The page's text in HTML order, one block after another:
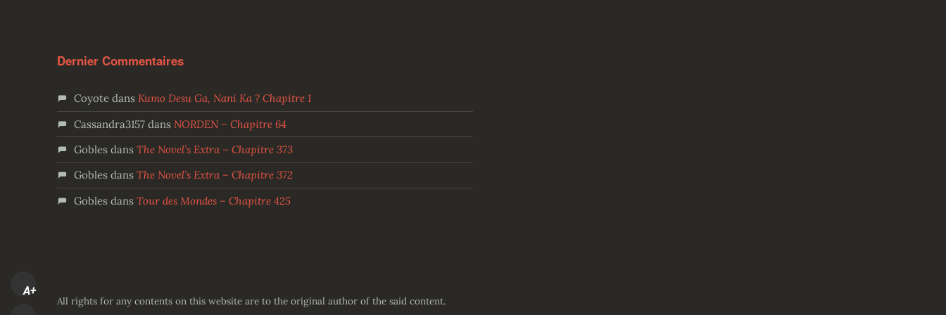
Dernier Commentaires
Coyotedans Kumo Desu Ga, Nani Ka ? Chapitre 1
Cassandra3157dans NORDEN – Chapitre 64
Goblesdans The Novel’s Extra – Chapitre 373
Goblesdans The Novel’s Extra – Chapitre 372
Goblesdans Tour des Mondes – Chapitre 425
All rights for any contents on this website are to the original author of the said content.
A+